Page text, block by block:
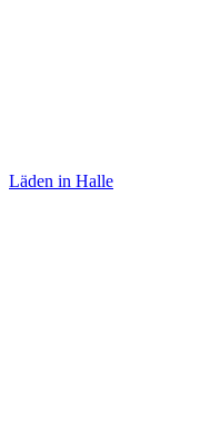
Läden in Halle